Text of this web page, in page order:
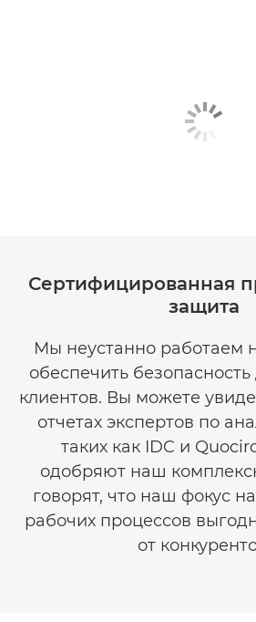
Сертифицированная
защита
Мы неустанно работаем
обеспечить
клиентов. Вы можете
отчетах экспертов по
таких как IDC и
одобряют наш
говорят, что наш фокус
рабочих процессов
от